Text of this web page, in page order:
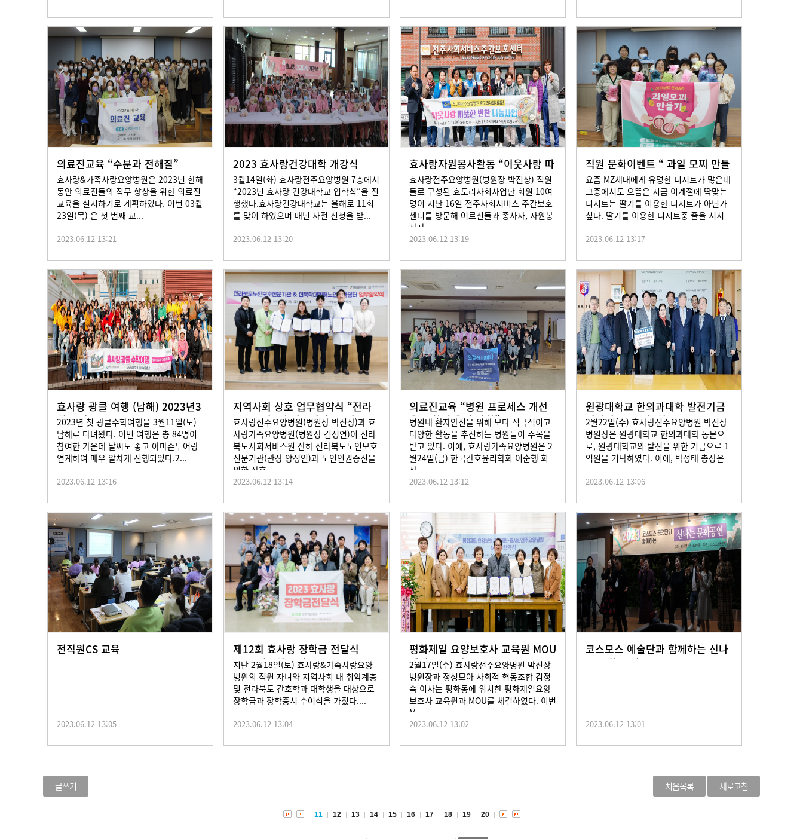
의료진교육 “수분과 전해질”
2023년3월23일
효사랑&가족사랑요양병원은 2023년 한해
동안 의료진들의 직무 향상을 위한 의료진
교육을 실시하기로 계획하였다. 이번 03월
23일(목) 은 첫 번째 교...
2023.06.12 13:21
2023 효사랑건강대학 개강식
2023년3월14일
3월14일(화) 효사랑전주요양병원 7층에서
“2023년 효사랑 건강대학교 입학식”을 진
행했다.효사랑건강대학교는 올해로 11회
를 맞이 하였으며 매년 사전 신청을 받...
2023.06.12 13:20
효사랑자원봉사활동 “이웃사랑 따
뜻한 반찬 나눔 ” 20
효사랑전주요양병원(병원장 박진상) 직원
들로 구성된 효도리사회사업단 회원 10여
명이 지난 16일 전주사회서비스 주간보호
센터를 방문해 어르신들과 종사자, 자원봉
사자...
2023.06.12 13:19
직원 문화이벤트 “ 과일 모찌 만들
기 ” 2023년3
요즘 MZ세대에게 유명한 디저트가 많은데
그중에서도 으뜸은 지금 이계절에 딱맞는
디저트는 딸기를 이용한 디저트가 아닌가
싶다. 딸기를 이용한 디저트중 줄을 서서
2023.06.12 13:17
효사랑 광클 여행 (남해) 2023년3
월11일
2023년 첫 광클수학여행을 3월11일(토)
남해로 다녀왔다. 이번 여행은 총 84명이
참여한 가운데 날씨도 좋고 아마존투어랑
연계하여 매우 알차게 진행되었다.2...
2023.06.12 13:16
지역사회 상호 업무협약식 “전라
북도노인보호전문기관&노인
효사랑전주요양병원(병원장 박진상)과 효
사랑가족요양병원(병원장 김정연)이 전라
북도사회서비스원 산하 전라북도노인보호
전문기관(관장 양정인)과 노인인권증진을
위한 상호 ...
2023.06.12 13:14
의료진교육 “병원 프로세스 개선
을 통한 효율성 강화”
병원내 환자안전을 위해 보다 적극적이고
다양한 활동을 추진하는 병원들이 주목을
받고 있다. 이에, 효사랑가족요양병원은 2
월24일(금) 한국간호윤리학회 이순행 회
장...
2023.06.12 13:12
원광대학교 한의과대학 발전기금
전달식 2023년2월2
2월22일(수) 효사랑전주요양병원 박진상
병원장은 원광대학교 한의과대학 동문으
로, 원광대학교의 발전을 위한 기금으로 1
억원을 기탁하였다. 이에, 박성태 총장은
2023.06.12 13:06
전직원CS 교육
2023.06.12 13:05
제12회 효사랑 장학금 전달식
2023년 2월18일
지난 2월18일(토) 효사랑&가족사랑요양
병원의 직원 자녀와 지역사회 내 취약계층
및 전라북도 간호학과 대학생을 대상으로
장학금과 장학증서 수여식을 가졌다....
2023.06.12 13:04
평화제일 요양보호사 교육원 MOU
체결 2023년 2
2월17일(수) 효사랑전주요양병원 박진상
병원장과 정성모아 사회적 협동조합 김정
숙 이사는 평화동에 위치한 평화제일요양
보호사 교육원과 MOU를 체결하였다. 이번
M...
2023.06.12 13:02
코스모스 예술단과 함께하는 신나
는 문화 공연
2023.06.12 13:01
글쓰기 처음목록 새로고침
11 12 13 14 15 16 17 18 19 20